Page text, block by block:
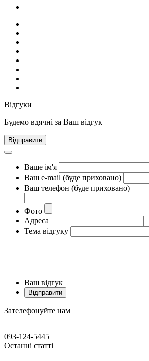
Відгуки
Будемо вдячні за Ваш відгук
Відправити
Ваше ім'я
Ваш e-mail (буде приховано)
Ваш телефон (буде приховано)
Фото
Адреса
Тема відгуку
Ваш відгук
Зателефонуйте нам
093-124-5445
Останні статті